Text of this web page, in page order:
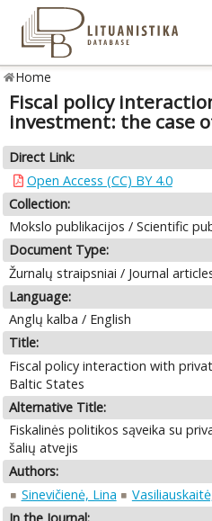
Home
Fiscal policy
investment: the case
Direct Link:
Open Access (CC) BY 4.0
Collection:
Mokslo publikacijos / Scientific
Document Type:
Žurnalų straipsniai / Journal
Language:
Anglų kalba / English
Title:
Fiscal policy interaction with
Baltic States
Alternative Title:
Fiskalinės politikos sąveika su
šalių atvejis
Authors:
Sinevičienė, Lina